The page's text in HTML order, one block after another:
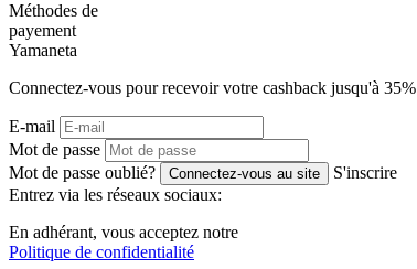
Méthodes de
payement
Yamaneta
Connectez-vous pour recevoir votre cashback jusqu'à 35%
E-mail
Mot de passe
Mot de passe oublié?
Connectez-vous au site
S'inscrire
Entrez via les réseaux sociaux:
En adhérant, vous acceptez notre
Politique de confidentialité